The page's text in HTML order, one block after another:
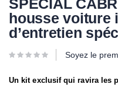
SPECIAL
housse voiture
d’entretien
Soyez le
Un kit exclusif qui ravira les